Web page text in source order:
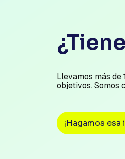
Llevamos más de
objetivos. Somos
¡Hagamos